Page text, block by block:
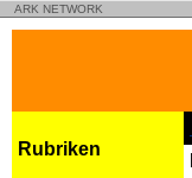
ARK NETWORK
Rubriken